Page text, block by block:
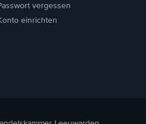
vergessen
einrichten